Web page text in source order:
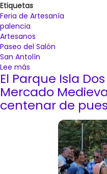
Etiquetas
Feria de Artesanía
palencia
Artesanos
Paseo del Salón
San Antolín
Lee más
La
Feria
de
Artesanía
vigesimoquinto
aniversario
El Parque Isla
Mercado
centenar de